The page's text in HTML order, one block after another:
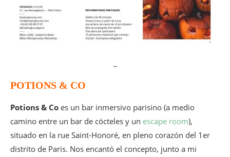
POTIONS & CO
Potions & Co es un bar inmersivo parisino (a medio
camino entre un bar de cócteles y un escape room),
situado en la rue Saint-Honoré, en pleno corazón del 1er
distrito de Paris. Nos encantó el concepto, junto a mi